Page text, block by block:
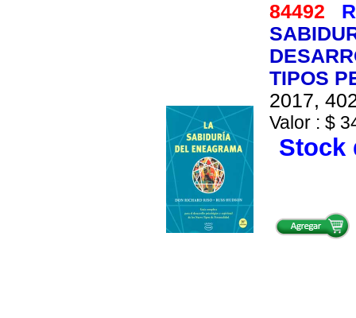
84492
TIPOS
2017,
Valor : $
Stock